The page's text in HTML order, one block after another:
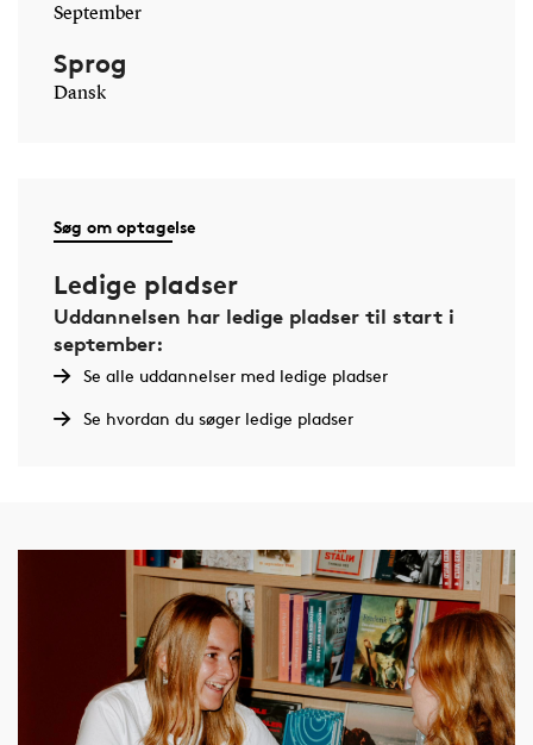
der rigtig gode jobmuligheder både nu og
Ledighedstallene er meget små.
Der er audiologiske stillinger er inden for
September
Sprog
Dansk
Søg om optagelse
Ledige pladser
Uddannelsen har ledige pladser til start i
september:
Se alle uddannelser med ledige pladser
Se hvordan du søger ledige pladser